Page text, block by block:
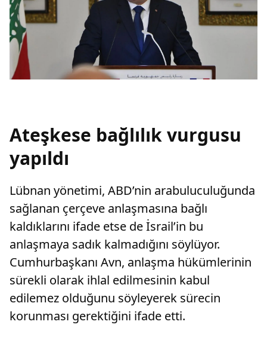
Ateşkese bağlılık vurgusu
yapıldı
Lübnan yönetimi, ABD’nin arabuluculuğunda
sağlanan çerçeve anlaşmasına bağlı
kaldıklarını ifade etse de İsrail’in bu
anlaşmaya sadık kalmadığını söylüyor.
Cumhurbaşkanı Avn, anlaşma hükümlerinin
sürekli olarak ihlal edilmesinin kabul
edilemez olduğunu söyleyerek sürecin
korunması gerektiğini ifade etti.